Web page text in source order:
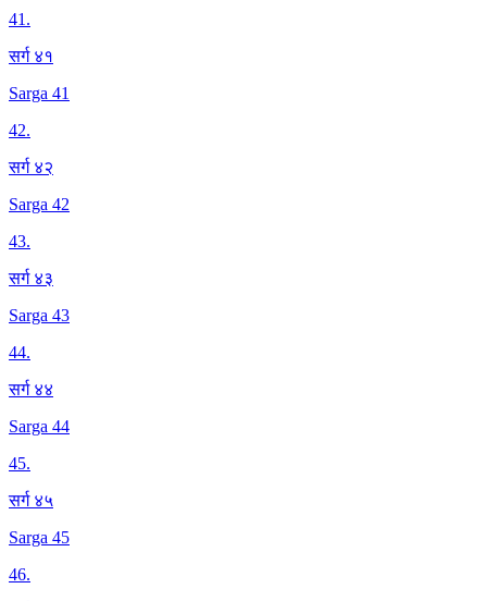
41.
सर्ग ४१
Sarga 41
42.
सर्ग ४२
Sarga 42
43.
सर्ग ४३
Sarga 43
44.
सर्ग ४४
Sarga 44
45.
सर्ग ४५
Sarga 45
46.